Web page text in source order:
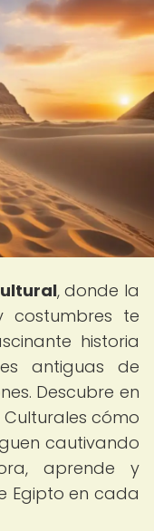
, donde la
costumbres te
historia
antiguas de
Descubre en
cómo
cautivando
aprende y
Egipto en cada